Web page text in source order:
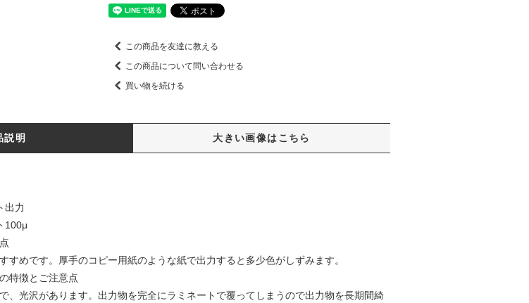
この商品を友達に教える
この商品について問い合わせる
買い物を続ける
説明 大きい画像はこちら
出力
100μ
すめです。厚手のコピー用紙のような紙で出力すると多少色がしずみます。
特徴とご注意点
、光沢があります。出力物を完全にラミネートで覆ってしまうので出力物を長期間綺